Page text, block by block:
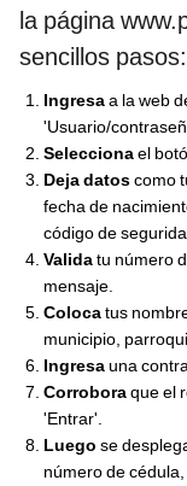
la página
sencillos pasos:
Ingresaa la web
'Usuario/
Seleccionael
Deja datoscomo
fecha de
código de
Validatu número
mensaje.
Colocatus
municipio,
Ingresauna
Corroboraque el
'Entrar'.
Luego se
número de